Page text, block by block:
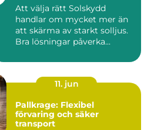
Att välja rätt Solskydd
handlar om mycket mer än
att skärma av starkt solljus.
Bra lösningar påverka...
11. jun
Pallkrage: Flexibel
förvaring och säker
transport